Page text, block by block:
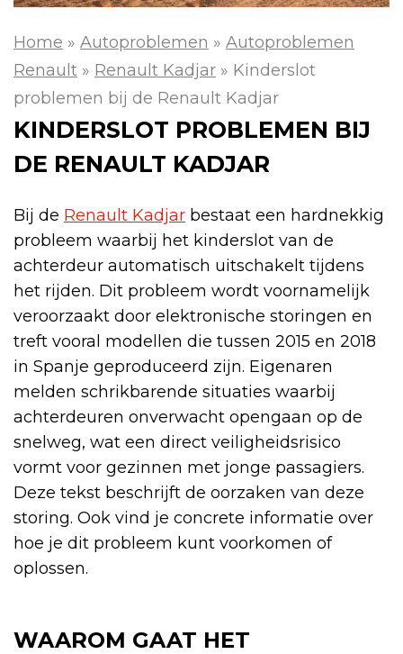
Home » Autoproblemen » Autoproblemen
Renault » Renault Kadjar » Kinderslot
problemen bij de Renault Kadjar
KINDERSLOT PROBLEMEN BIJ
DE RENAULT KADJAR
Bij de Renault Kadjar bestaat een hardnekkig
probleem waarbij het kinderslot van de
achterdeur automatisch uitschakelt tijdens
het rijden. Dit probleem wordt voornamelijk
veroorzaakt door elektronische storingen en
treft vooral modellen die tussen 2015 en 2018
in Spanje geproduceerd zijn. Eigenaren
melden schrikbarende situaties waarbij
achterdeuren onverwacht opengaan op de
snelweg, wat een direct veiligheidsrisico
vormt voor gezinnen met jonge passagiers.
Deze tekst beschrijft de oorzaken van deze
storing. Ook vind je concrete informatie over
hoe je dit probleem kunt voorkomen of
oplossen.
WAAROM GAAT HET